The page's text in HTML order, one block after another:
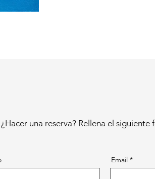
una reserva? Rellena el siguiente
Email